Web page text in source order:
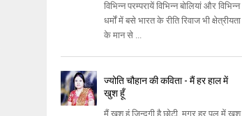
विभिन्न परम्परायें विभिन्न बोलियां और विभिन्न
धर्मों में बसे भारत के रीति रिवाज भी क्षेत्रीयता
के मान से ...
ज्योति चौहान की कविता - मैं हर हाल में
खुश हूँ
मैं खुश हूं जिन्दगी है छोटी, मगर हर पल में खुश